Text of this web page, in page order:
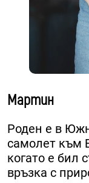
Мартин
Роден е в
самолет към
когато е бил
връзка с